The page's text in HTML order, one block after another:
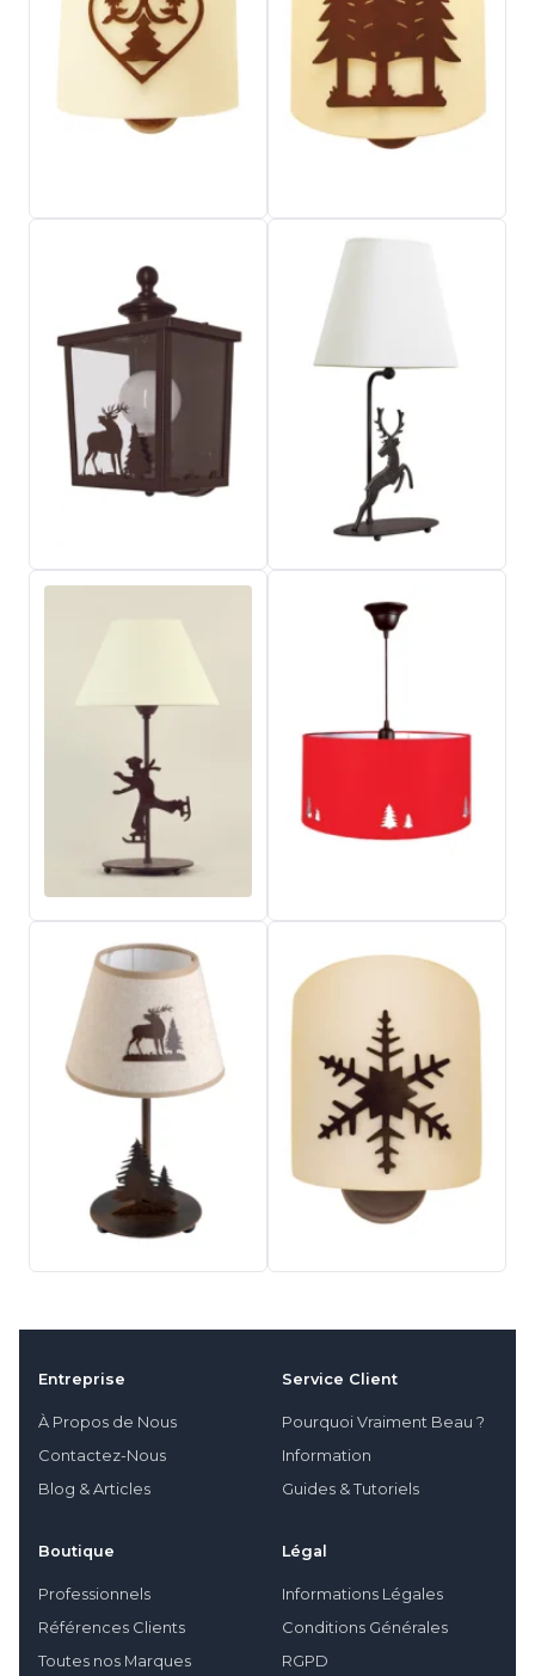
Entreprise
À Propos de Nous
Contactez-Nous
Blog & Articles
Service Client
Pourquoi Vraiment Beau ?
Information
Guides & Tutoriels
Boutique
Professionnels
Références Clients
Toutes nos Marques
Légal
Informations Légales
Conditions Générales
RGPD